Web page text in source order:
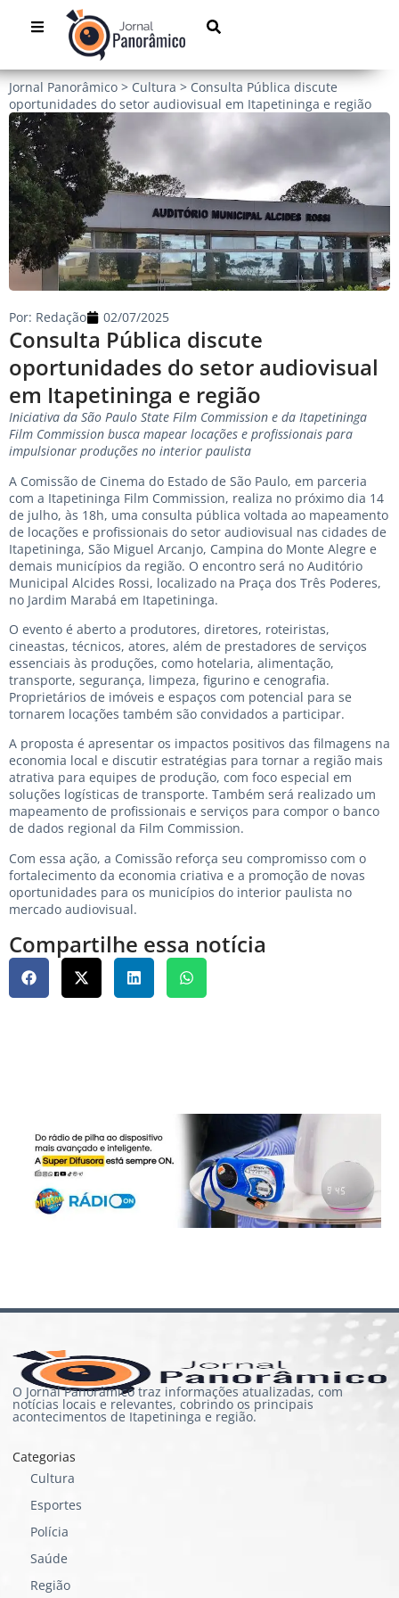
Jornal Panorâmico > Cultura > Consulta Pública discute
oportunidades do setor audiovisual em Itapetininga e região
Consulta Pública discute
oportunidades do setor audiovisual
em Itapetininga e região
Por: Redação 02/07/2025
Iniciativa da São Paulo State Film Commission e da Itapetininga
Film Commission busca mapear locações e profissionais para
impulsionar produções no interior paulista
A Comissão de Cinema do Estado de São Paulo, em parceria
com a Itapetininga Film Commission, realiza no próximo dia 14
de julho, às 18h, uma consulta pública voltada ao mapeamento
de locações e profissionais do setor audiovisual nas cidades de
Itapetininga, São Miguel Arcanjo, Campina do Monte Alegre e
demais municípios da região. O encontro será no Auditório
Municipal Alcides Rossi, localizado na Praça dos Três Poderes,
no Jardim Marabá em Itapetininga.
O evento é aberto a produtores, diretores, roteiristas,
cineastas, técnicos, atores, além de prestadores de serviços
essenciais às produções, como hotelaria, alimentação,
transporte, segurança, limpeza, figurino e cenografia.
Proprietários de imóveis e espaços com potencial para se
tornarem locações também são convidados a participar.
A proposta é apresentar os impactos positivos das filmagens na
economia local e discutir estratégias para tornar a região mais
atrativa para equipes de produção, com foco especial em
soluções logísticas de transporte. Também será realizado um
mapeamento de profissionais e serviços para compor o banco
de dados regional da Film Commission.
Com essa ação, a Comissão reforça seu compromisso com o
fortalecimento da economia criativa e a promoção de novas
oportunidades para os municípios do interior paulista no
mercado audiovisual.
Compartilhe essa notícia
O Jornal Panorâmico traz informações atualizadas, com
notícias locais e relevantes, cobrindo os principais
acontecimentos de Itapetininga e região.
Categorias
Cultura
Esportes
Polícia
Saúde
Região